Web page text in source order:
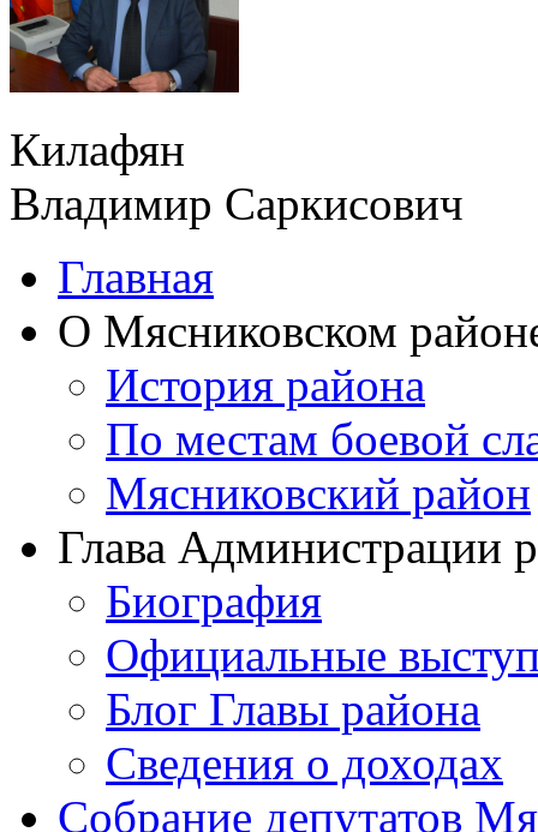
Килафян
Владимир Саркисович
Главная
О Мясниковском
История района
По местам боевой
Мясниковский район
Глава Администрации
Биография
Официальные
Блог Главы района
Сведения о доходах
Собрание депутатов